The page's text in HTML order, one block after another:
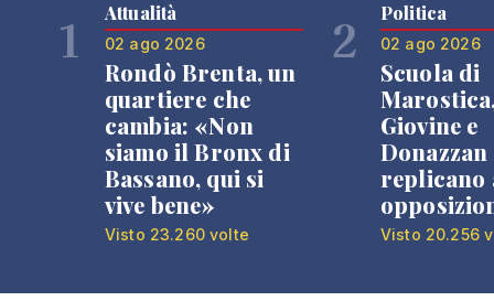
1 Attualità
02 ago 2026
Rondò Brenta, un
quartiere che
cambia: «Non
siamo il Bronx di
Bassano, qui si
vive bene»
Visto 23.260 volte
2 Politica
02 ago 2026
Scuola di
Giovine e
Donazzan
replicano
Visto 20.256